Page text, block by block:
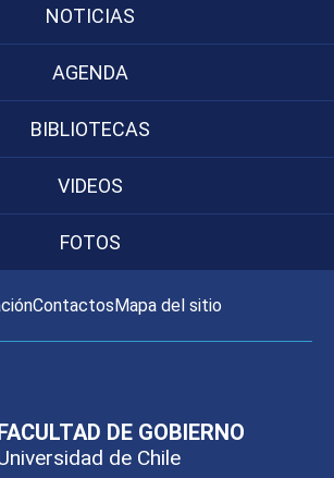
NOTICIAS
AGENDA
BIBLIOTECAS
VIDEOS
FOTOS
ContactosMapa del sitio
DE GOBIERNO
de Chile